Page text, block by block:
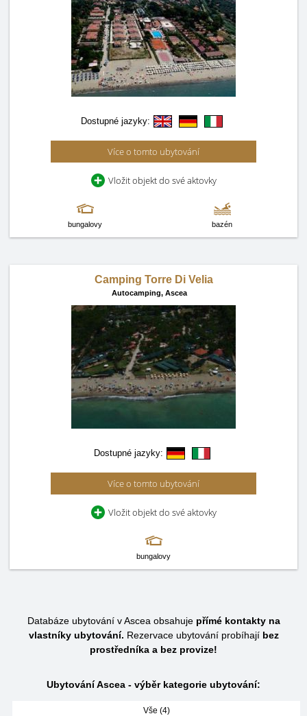
Dostupné jazyky:
Více o tomto ubytování
Vložit objekt do své aktovky
bungalovy bazén
Camping Torre Di Velia
Autocamping, Ascea
Dostupné jazyky:
Více o tomto ubytování
Vložit objekt do své aktovky
bungalovy
Databáze ubytování v Ascea obsahuje přímé kontakty na
vlastníky ubytování. Rezervace ubytování probíhají bez
prostředníka a bez provize!
Ubytování Ascea - výběr kategorie ubytování:
Vše (4)